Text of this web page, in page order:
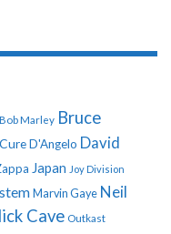
Bob Marley Bruce
CureD'Angelo David
Japan Joy Division
Marvin Gaye Neil
Cave Outkast